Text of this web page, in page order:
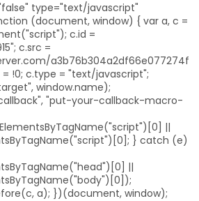
type="text/javascript"
(document, window) { var a, c =
c.id =
c.src =
a3b76b304a2df66e077274f
= !0; c.type = "text/javascript";
window.name);
"put-your-callback-macro-
||
} catch (e)
||
a); })(document, window);